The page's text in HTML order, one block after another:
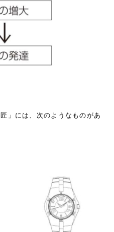
」には、次のようなものがあ